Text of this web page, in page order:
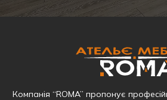
Компанія “ROMA” пропонує